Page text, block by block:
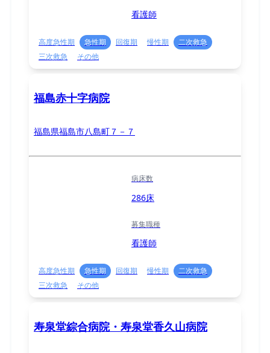
看護師
高度急性期 急性期 回復期 慢性期
二次救急
三次救急
その他
福島赤十字病院
福島県福島市八島町７－７
病床数
286床
募集職種
看護師
高度急性期 急性期 回復期 慢性期
二次救急
三次救急
その他
寿泉堂綜合病院・寿泉堂香久山病院